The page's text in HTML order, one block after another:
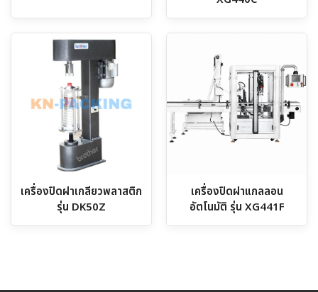
เครื่องปิดฝาเกลียวพลาสติก
รุ่น DK50Z
เครื่องปิดฝาแกลลอน
อัตโนมัติ รุ่น XG441F